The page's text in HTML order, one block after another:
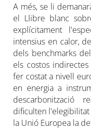
A més, se li
el Llibre blanc
explícitament
intensius en calor,
dels benchmarks
els costos
fer costat a nivell
en energia a
descarbonització
dificulten
la Unió Europea la